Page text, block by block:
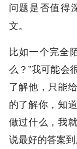
问题是否值得
文。
比如一个完全
么？”我可能会
了解他，只能
的了解你，知
做过什么，我
说最好的答案